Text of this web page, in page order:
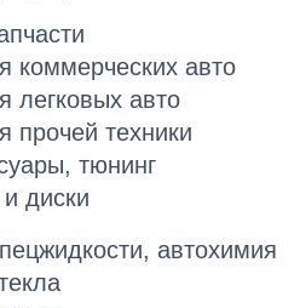
коммерческих авто
легковых авто
прочей техники
тюнинг
диски
автохимия